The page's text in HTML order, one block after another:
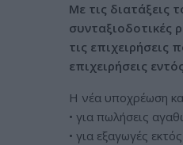
Με τις διατάξεις
συνταξιοδοτικές
τις επιχειρήσεις
επιχειρήσεις
Η νέα υποχρέωση
• για πωλήσεις
• για εξαγωγές